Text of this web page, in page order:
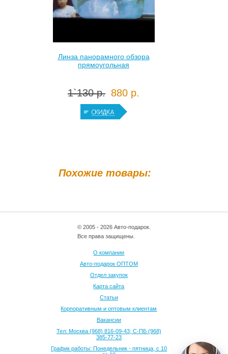
Похожие товары:
Линза панорамного обзора
прямоугольная
1`130 р. 880 р.
© 2005 - 2026 Авто-подарок.
Все права защищены.
О компании
Авто-подарок ОПТОМ
Отдел закупок
Карта сайта
Статьи
Корпоративным и оптовым клиентам
Вакансии
Тел: Москва (968) 816-09-43; С-ПБ (968)
385-77-23
График работы: Понедельник - пятница, с 10